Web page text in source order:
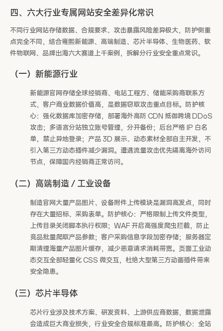
四、六大行业专属网站安全差异化常识
不同行业网站存储数据、合规要求、攻击暴露风险差异极大，防护侧重
点完全不同，结合雍熙新能源、高端制造、芯片半导体、生物医药、软
件物联网、品牌出海六大赛道上千案例，拆解分行业安全重点常识。
（一）新能源行业
新能源官网存储全球经销商、电站工程方、储能采购商联系方
式，客户商业数据价值高，是数据窃取攻击重点目标。防护核
心：强化数据库加密存储，部署海外高防 CDN 抵御跨境 DDoS
攻击；多语言分站独立账号管理，分开备份；后台严格 IP 白名
单，禁止异地登录；产品 3D 展示、动态素材全部自主开发，不
引入第三方动态插件减少漏洞。遭遇流量攻击优先隔离海外访问
节点，保障国内经销商正常访问。
（二）高端制造 / 工业设备
制造官网大量产品图片、设备附件上传模块是漏洞高发点，同时
存在大量招标、采购表单。防护核心：严格限制上传文件类型，
上传目录关闭脚本执行权限；WAF 开启高强度爬虫拦截，防止
竞品批量爬取产品参数；客户采购信息字段加密存储；服务器定
期清理海量产品图片缓存，减少恶意请求消耗带宽。页面工业动
态交互全部轻量化 CSS 微交互，杜绝大型第三方动画插件带来
安全隐患。
（三）芯片半导体
芯片行业涉及技术方案、研发资料、上游供应商数据，数据泄露
会造成巨大商业损失，行业安全合规标准最高。防护核心：全站